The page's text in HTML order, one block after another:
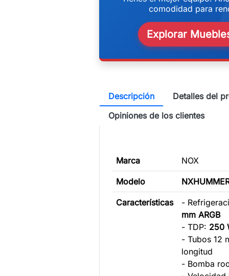
comodidad para
Explorar
Descripción
Detalles del
Opiniones de los clientes
Marca NOX
Modelo
Características -
mm ARGB
- TDP: 250
- Tubos 12
longitud
- Bomba